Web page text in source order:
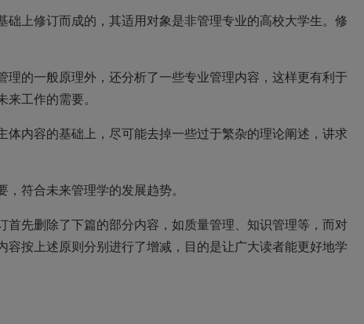
础上修订而成的，其适用对象是非管理专业的高校大学生。修
理的一般原理外，还分析了一些专业管理内容，这样更有利于
工作的需要。
体内容的基础上，尽可能去掉一些过于繁杂的理论阐述，讲求
符合未来管理学的发展趋势。
先删除了下篇的部分内容，如质量管理、知识管理等，而对
容按上述原则分别进行了增减，目的是让广大读者能更好地学